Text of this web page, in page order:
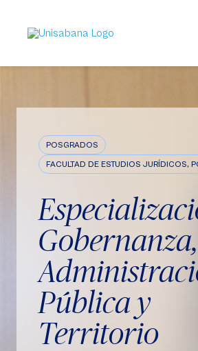
contenido
principal
POSGRADOS
Gobernanza,
Pública y
Territorio